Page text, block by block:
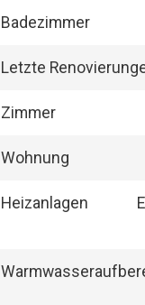
Badezimmer
Letzte
Zimmer
Wohnung
Heizanlagen